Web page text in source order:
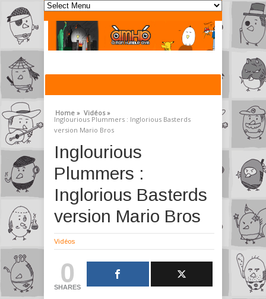
Home » Vidéos »
Inglourious Plummers : Inglorious Basterds
version Mario Bros
Inglourious
Plummers :
Inglorious Basterds
version Mario Bros
Vidéos
0
SHARES